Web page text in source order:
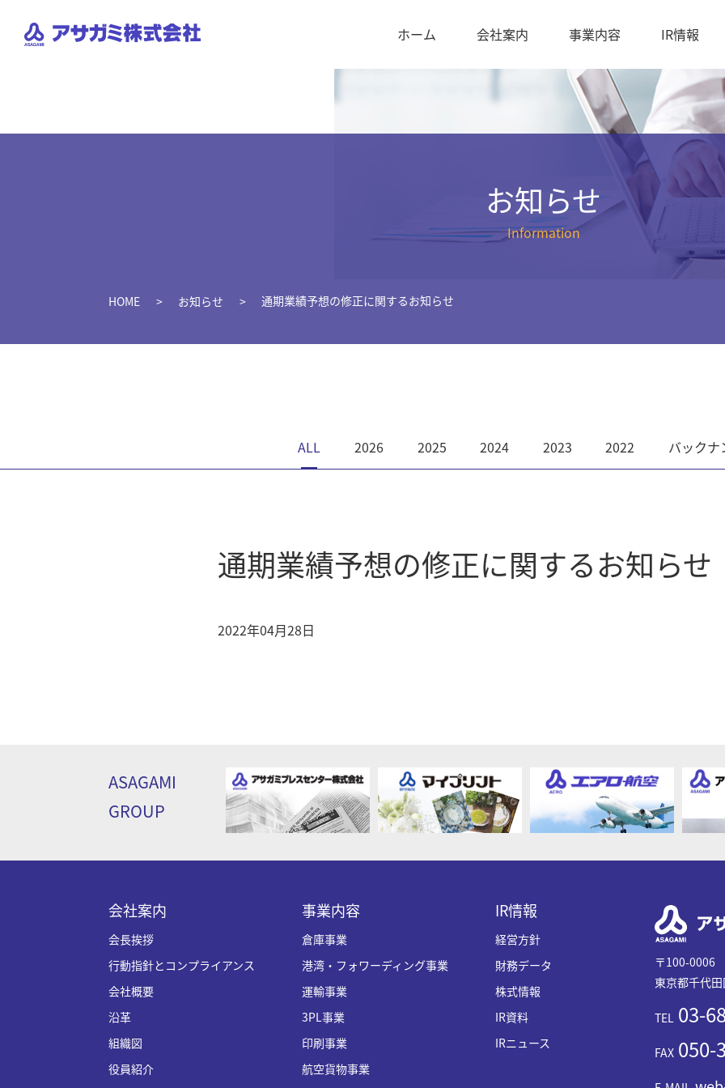
ホーム 会社案内 事業内容 IR情報
お知らせ
Information
HOME お知らせ 通期業績予想の修正に関するお知らせ
ALL 2026 2025 2024 2023 2022 バックナ
通期業績予想の修正に関するお知らせ
2022年04月28日
ASAGAMI
GROUP
会社案内
会長挨拶
行動指針とコンプライアンス
会社概要
沿革
組織図
役員紹介
事業内容
倉庫事業
港湾・フォワーディング事業
運輸事業
3PL事業
印刷事業
航空貨物事業
IR情報
経営方針
財務データ
株式情報
IR資料
IRニュース
〒100-0006
東京都千代
TEL03-
FAX050-